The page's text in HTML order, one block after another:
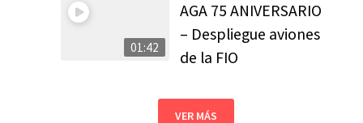
01:42
AGA 75 ANIVERSARIO
– Despliegue aviones
de la FIO
VER MÁS